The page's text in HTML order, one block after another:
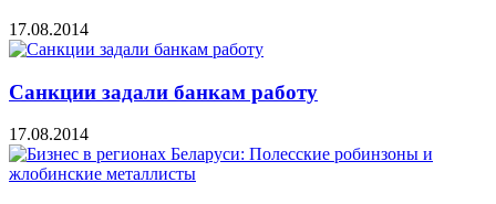
17.08.2014
Санкции задали банкам работу
17.08.2014